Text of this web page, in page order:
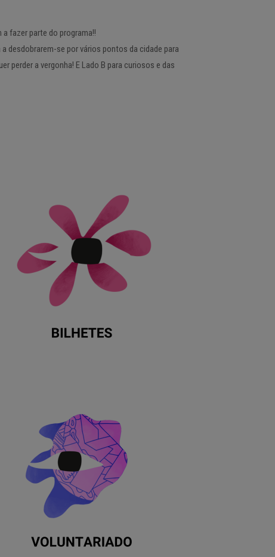
parte do programa!!
se por vários pontos da cidade para
a vergonha! E Lado B para curiosos e das